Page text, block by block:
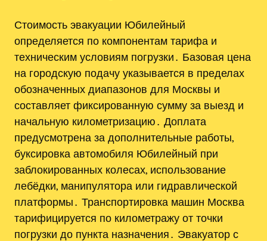
Стоимость эвакуации Юбилейный
определяется по компонентам тарифа и
техническим условиям погрузки․ Базовая цена
на городскую подачу указывается в пределах
обозначенных диапазонов для Москвы и
составляет фиксированную сумму за выезд и
начальную километризацию․ Доплата
предусмотрена за дополнительные работы,
буксировка автомобиля Юбилейный при
заблокированных колесах, использование
лебёдки, манипулятора или гидравлической
платформы․ Транспортировка машин Москва
тарифицируется по километражу от точки
погрузки до пункта назначения․ Эвакуатор с